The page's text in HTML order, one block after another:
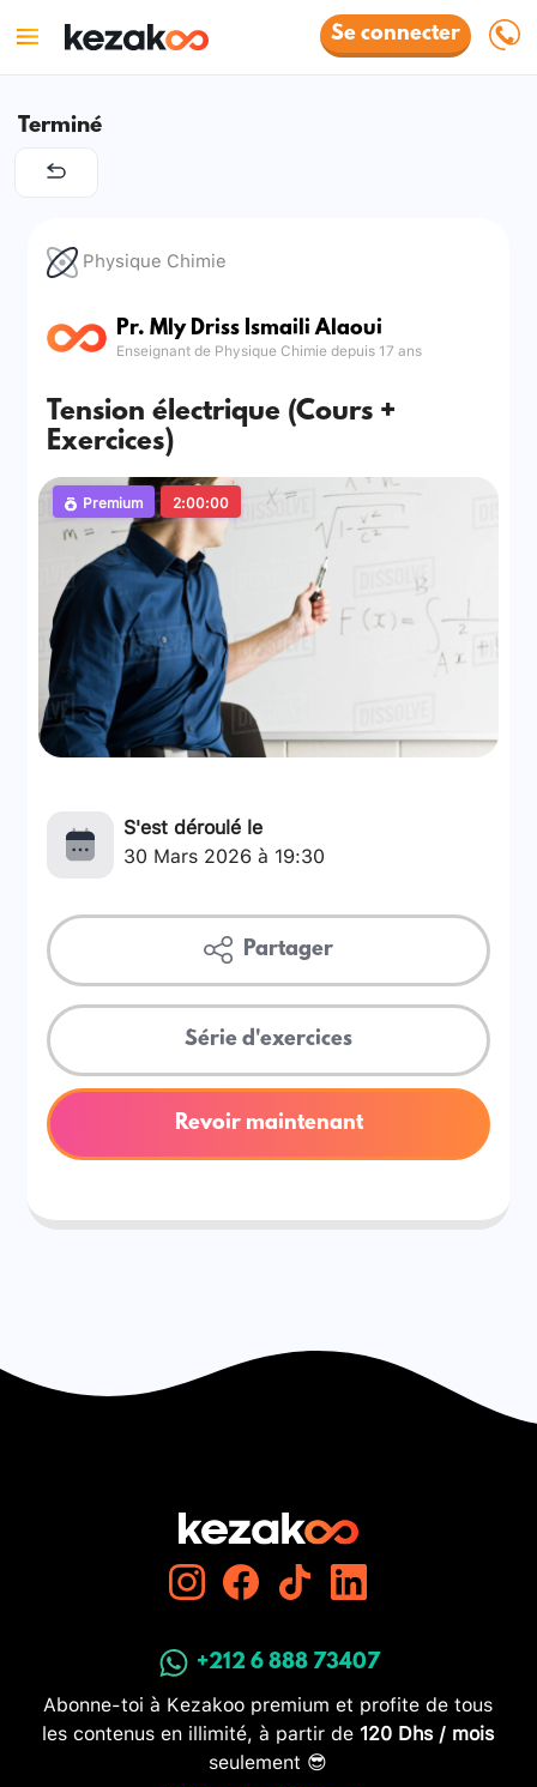
Se connecter
Terminé
Physique Chimie
Pr. Mly Driss Ismaili Alaoui
Enseignant de Physique Chimie depuis 17 ans
Tension électrique (Cours +
Exercices)
Premium 2:00:00
S'est déroulé le
30 Mars 2026 à 19:30
Partager
Série d'exercices
Revoir maintenant
+212 6 888 73407
Abonne-toi à Kezakoo premium et profite de tous
les contenus en illimité, à partir de 120 Dhs / mois
seulement 😎